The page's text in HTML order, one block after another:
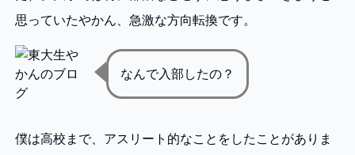
思っていたやかん、急激な方向転換です。
なんで入部したの？
僕は高校まで、アスリート的なことをしたことがありま